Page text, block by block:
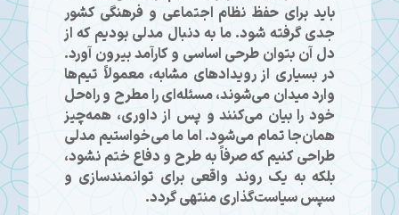
باید برای حفظ نظام اجتماعی و فرهنگی کشور
جدی گرفته شود. ما به دنبال مدلی بودیم که از
دل آن بتوان طرحی اساسی و کارآمد بیرون آورد.
در بسیاری از رویدادهای مشابه، معمولاً تیم‌ها
وارد میدان می‌شوند، مسئله‌ای را مطرح و راه‌حل
خود را بیان می‌کنند و پس از داوری، همه‌چیز
همان‌جا تمام می‌شود. اما ما می‌خواستیم مدلی
طراحی کنیم که صرفاً به طرح و دفاع ختم نشود،
بلکه به یک روند واقعی برای توانمندسازی و
سپس سیاست‌گذاری منتهی گردد.